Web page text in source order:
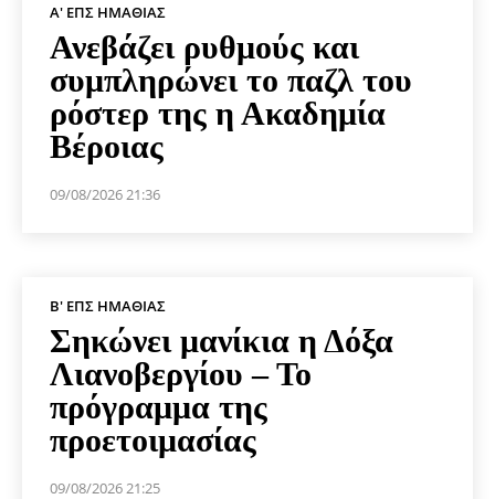
Α' ΕΠΣ ΗΜΑΘΊΑΣ
Ανεβάζει ρυθμούς και
συμπληρώνει το παζλ του
ρόστερ της η Ακαδημία
Βέροιας
09/08/2026 21:36
Β' ΕΠΣ ΗΜΑΘΊΑΣ
Σηκώνει μανίκια η Δόξα
Λιανοβεργίου – Το
πρόγραμμα της
προετοιμασίας
09/08/2026 21:25